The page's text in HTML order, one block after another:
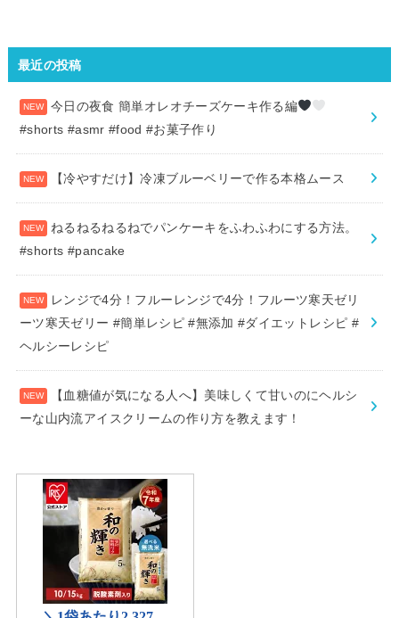
最近の投稿
今日の夜食 簡単オレオチーズケーキ作る編
#shorts #asmr #food #お菓子作り
【冷やすだけ】冷凍ブルーベリーで作る本格ムース
ねるねるねるねでパンケーキをふわふわにする方法。
#shorts #pancake
レンジで4分！フルーレンジで4分！フルーツ寒天ゼリ
ーツ寒天ゼリー #簡単レシピ #無添加 #ダイエットレシピ #
ヘルシーレシピ
【血糖値が気になる人へ】美味しくて甘いのにヘルシ
ーな山内流アイスクリームの作り方を教えます！